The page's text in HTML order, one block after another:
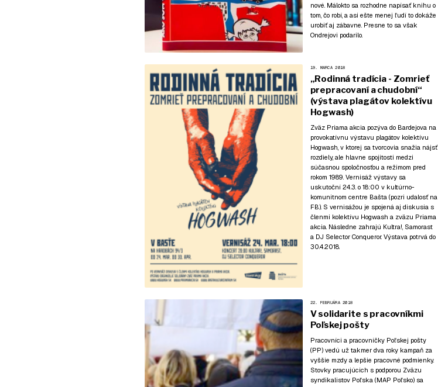
nové. Málokto sa rozhodne napísať knihu o
tom, čo robí, a asi ešte menej ľudí to dokáže
urobiť aj zábavne. Presne to sa však
Ondrejovi podarilo.
19. MARCA 2018
„Rodinná tradícia - Zomrieť
prepracovaní a chudobní“
(výstava plagátov kolektívu
Hogwash)
Zväz Priama akcia pozýva do Bardejova na
provokatívnu výstavu plagátov kolektívu
Hogwash, v ktorej sa tvorcovia snažia nájsť
rozdiely, ale hlavne spojitosti medzi
súčasnou spoločnosťou a režimom pred
rokom 1989. Vernisáž výstavy sa
uskutoční 24.3. o 18:00 v kultúrno-
komunitnom centre Bašta (pozri udalosť na
FB). S vernisážou je spojená aj diskusia s
členmi kolektívu Hogwash a zväzu Priama
akcia. Následne zahrajú Kultra!, Samorast
a DJ Selector Conqueror. Výstava potrvá do
30.4.2018.
22. FEBRUÁRA 2018
V solidarite s pracovníkmi
Poľskej pošty
Pracovníci a pracovníčky Poľskej pošty
(PP) vedú už takmer dva roky kampaň za
vyššie mzdy a lepšie pracovné podmienky.
Stovky pracujúcich s podporou Zväzu
syndikalistov Poľska (MAP Poľsko) sa